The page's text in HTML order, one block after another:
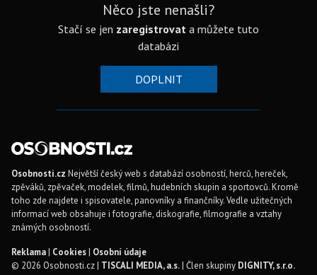
Něco jste nenašli?
Stačí se jen zaregistrovat a můžete tuto
databázi
DOPLNIT
Osobnosti.cz Největší český web s databází osobností, herců, hereček,
zpěváků, zpěvaček, modelek, filmů, hudebních skupin a sportovců. Kromě
toho zde najdete i spisovatele, panovníky a finančníky. Vedle užitečných
informací web obsahuje i fotografie, diskografie, filmografie a vztahy
známých osobností.
Reklama| Cookies| Osobní údaje
© 2026 Osobnosti.cz | TISCALI MEDIA, a.s.| Člen skupiny DIGNITY, s.r.o.